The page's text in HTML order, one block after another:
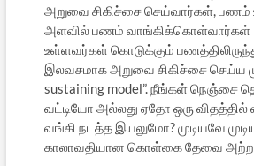
அறுவை சிகிச்சை செய்வார்கள், பணம்
அளவில் பணம் வாங்கிக்கொள்வார்கள்
உள்ளவர்கள் கொடுக்கும்
இலவசமாக அறுவை சிகிச்சை செய்ய
sustaining model”. நீங்கள் நெஞ்சை
வட்டியோ அல்லது ஏதோ ஒரு
வங்கி நடத்த இயலுமோ? முடியவே
காலாவதியான கொள்கை தேவை